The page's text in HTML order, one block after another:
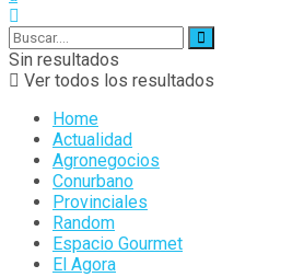
Sin resultados
Ver todos los resultados
Home
Actualidad
Agronegocios
Conurbano
Provinciales
Random
Espacio Gourmet
El Agora